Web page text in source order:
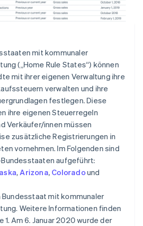
mit kommunaler
(„Home Rule States“) können
mit ihrer eigenen Verwaltung ihre
verwalten und ihre
festlegen. Diese
ihre eigenen Steuerregeln
Verkäufer/innen müssen
zusätzliche Registrierungen in
vornehmen. Im Folgenden sind
Bundesstaaten aufgeführt:
, Arizona, Coloradound
Bundesstaat mit kommunaler
Weitere Informationen finden
1. Am 6. Januar 2020 wurde der